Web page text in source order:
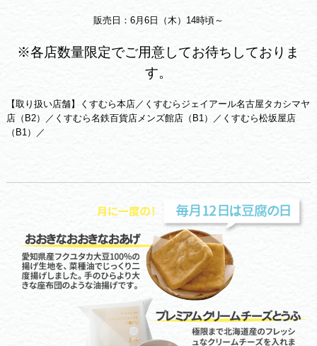
販売日：6月6日（木）14時頃～
※各店数量限定でご用意してお待ちしておりま
す。
【取り扱い店舗】くすむら本店／くすむらジェイアール名古屋タカシマヤ
店（B2）／くすむら名鉄百貨店メンズ館店（B1）／くすむら松坂屋店
（B1）／